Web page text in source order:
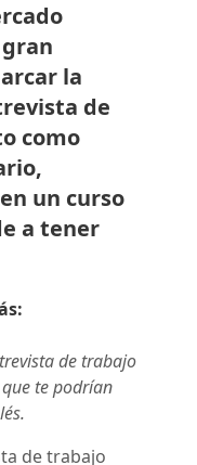
la
de
como
un curso
a tener
de trabajo
te podrían
de trabajo